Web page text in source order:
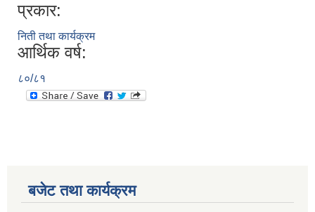
प्रकार:
निती तथा कार्यक्रम
आर्थिक वर्ष:
८०/८१
बजेट तथा कार्यक्रम